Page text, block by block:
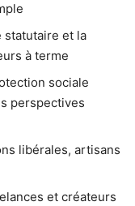
statutaire et la
à terme
sociale
perspectives
libérales, artisans
et créateurs